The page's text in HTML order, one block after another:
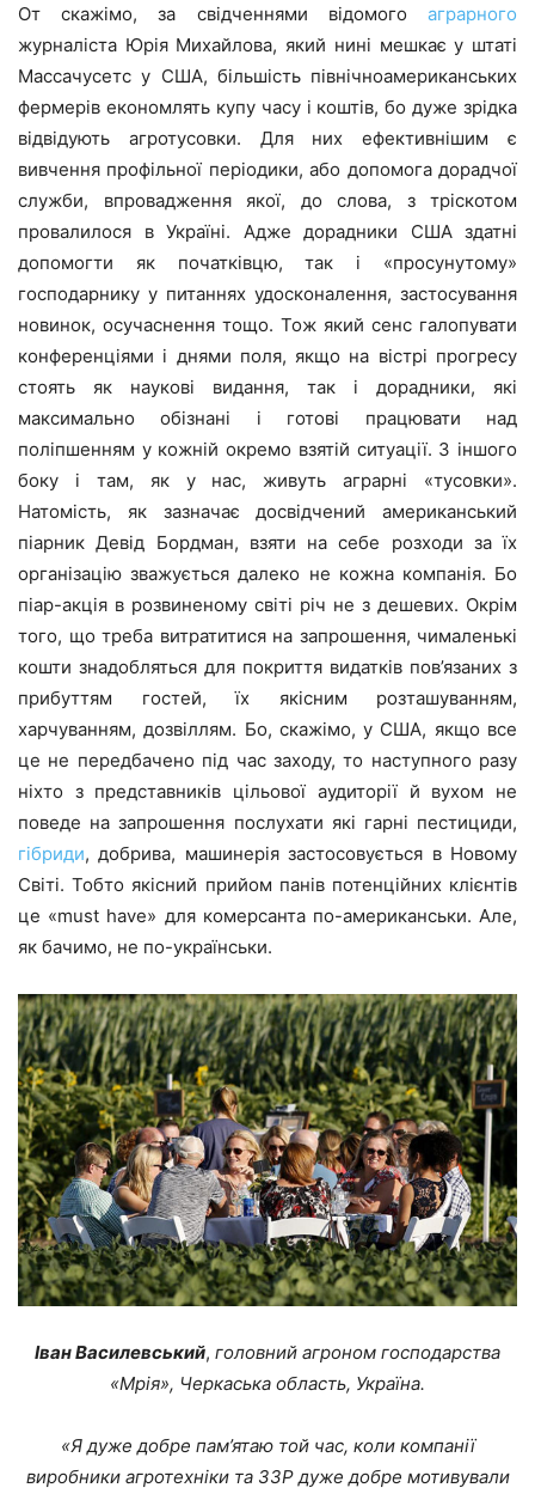
От скажімо, за свідченнями відомого аграрного
журналіста Юрія Михайлова, який нині мешкає у штаті
Массачусетс у США, більшість північноамериканських
фермерів економлять купу часу і коштів, бо дуже зрідка
відвідують агротусовки. Для них ефективнішим є
вивчення профільної періодики, або допомога дорадчої
служби, впровадження якої, до слова, з тріскотом
провалилося в Україні. Адже дорадники США здатні
допомогти як початківцю, так і «просунутому»
господарнику у питаннях удосконалення, застосування
новинок, осучаснення тощо. Тож який сенс галопувати
конференціями і днями поля, якщо на вістрі прогресу
стоять як наукові видання, так і дорадники, які
максимально обізнані і готові працювати над
поліпшенням у кожній окремо взятій ситуації. З іншого
боку і там, як у нас, живуть аграрні «тусовки».
Натомість, як зазначає досвідчений американський
піарник Девід Бордман, взяти на себе розходи за їх
організацію зважується далеко не кожна компанія. Бо
піар-акція в розвиненому світі річ не з дешевих. Окрім
того, що треба витратитися на запрошення, чималенькі
кошти знадобляться для покриття видатків пов’язаних з
прибуттям гостей, їх якісним розташуванням,
харчуванням, дозвіллям. Бо, скажімо, у США, якщо все
це не передбачено під час заходу, то наступного разу
ніхто з представників цільової аудиторії й вухом не
поведе на запрошення послухати які гарні пестициди,
гібриди, добрива, машинерія застосовується в Новому
Світі. Тобто якісний прийом панів потенційних клієнтів
це «must have» для комерсанта по-американськи. Але,
як бачимо, не по-українськи.
Іван Василевський, головний агроном господарства
«Мрія», Черкаська область, Україна.
«Я дуже добре пам’ятаю той час, коли компанії
виробники агротехніки та ЗЗР дуже добре мотивували